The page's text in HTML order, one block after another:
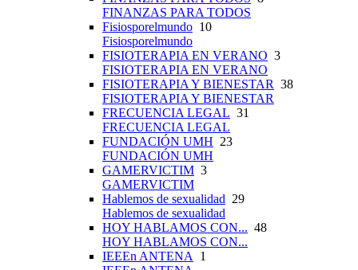
FINANZAS PARA TODOS
Fisiosporelmundo 10
Fisiosporelmundo
FISIOTERAPIA EN VERANO 3
FISIOTERAPIA EN VERANO
FISIOTERAPIA Y BIENESTAR 38
FISIOTERAPIA Y BIENESTAR
FRECUENCIA LEGAL 31
FRECUENCIA LEGAL
FUNDACIÓN UMH 23
FUNDACIÓN UMH
GAMERVICTIM 3
GAMERVICTIM
Hablemos de sexualidad 29
Hablemos de sexualidad
HOY HABLAMOS CON... 48
HOY HABLAMOS CON...
IEEEn ANTENA 1